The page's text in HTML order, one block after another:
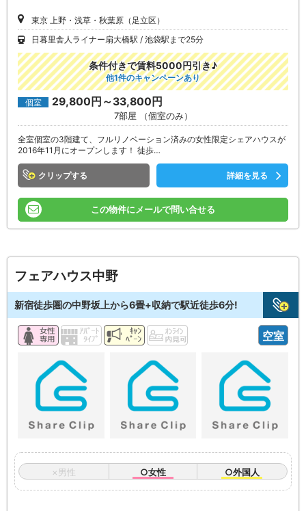
東京 上野・浅草・秋葉原（足立区）
日暮里舎人ライナー扇大橋駅
池袋駅まで25分
条件付きで賃料5000円引き♪
他1件のキャンペーンあり
個室 29,800円～33,800円
7部屋 （個室のみ）
全室個室の3階建て、フルリノベーション済みの女性限定シェアハウスが
2016年11月にオープンします！ 徒歩…
クリップ 詳細を見る
この物件にメールで問い合せる
フェアハウス中野
新宿徒歩圏の中野坂上から6畳+収納で駅近徒歩6分!
空室
×男性 ○女性 ○外国人